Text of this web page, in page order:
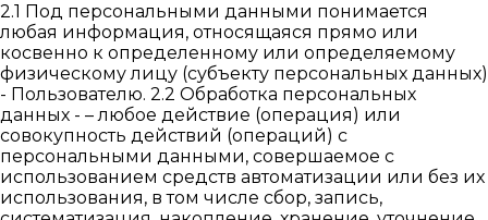
2.1 Под персональными данными понимается
любая информация, относящаяся прямо или
косвенно к определенному или определяемому
физическому лицу (субъекту персональных данных)
- Пользователю. 2.2 Обработка персональных
данных - – любое действие (операция) или
совокупность действий (операций) с
персональными данными, совершаемое с
использованием средств автоматизации или без их
использования, в том числе сбор, запись,